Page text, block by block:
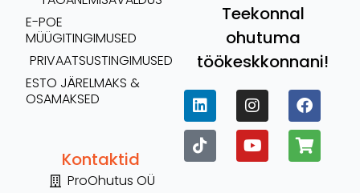
Lock Out Tag Out
koolitus
koolitus
Vaata lähemalt